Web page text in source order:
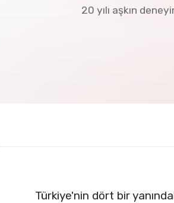
20 yılı aşkın
Türkiye'nin dört bir